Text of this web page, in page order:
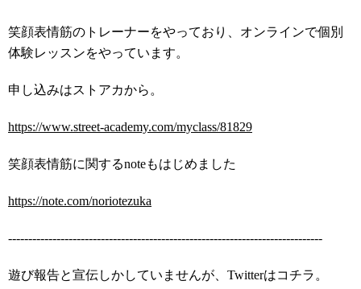
笑顔表情筋のトレーナーをやっており、オンラインで個別
体験レッスンをやっています。
申し込みはストアカから。
https://www.street-academy.com/myclass/81829
笑顔表情筋に関するnoteもはじめました
https://note.com/noriotezuka
------------------------------------------------------------------------------
遊び報告と宣伝しかしていませんが、Twitterはコチラ。